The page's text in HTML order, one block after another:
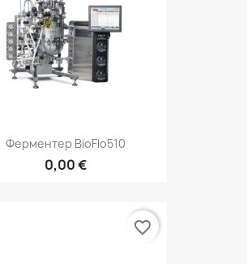
Ферментер BioFlo510
0,00 €
favorite_border